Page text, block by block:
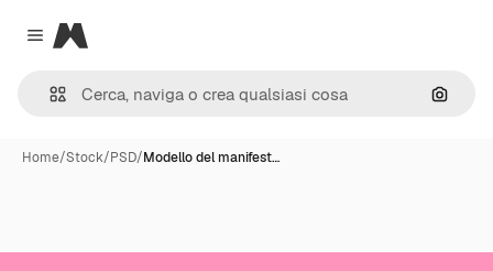
Close menu
Magnific
Cerca
Home/Stock/PSD/Modello del manifest…